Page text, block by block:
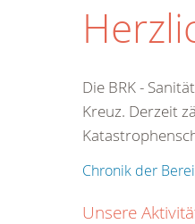
Die BRK -
Kreuz. Derzeit
Chronik der
Unsere